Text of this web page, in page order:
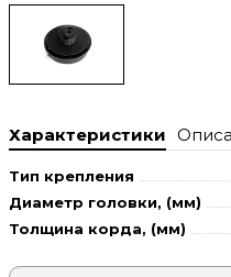
Характеристики
Тип крепления
Диаметр головки, (мм)
Толщина корда, (мм)